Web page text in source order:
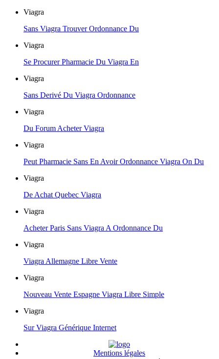
Viagra
Sans Viagra Trouver Ordonnance Du
Viagra
Se Procurer Pharmacie Du Viagra En
Viagra
Sans Derivé Du Viagra Ordonnance
Viagra
Du Forum Acheter Viagra
Viagra
Peut Pharmacie Sans En Avoir Ordonnance Viagra On Du
Viagra
De Achat Quebec Viagra
Viagra
Acheter Paris Sans Viagra A Ordonnance Du
Viagra
Viagra Allemagne Libre Vente
Viagra
Nouveau Vente Espagne Viagra Libre Simple
Viagra
Sur Viagra Générique Internet
Mentions légales